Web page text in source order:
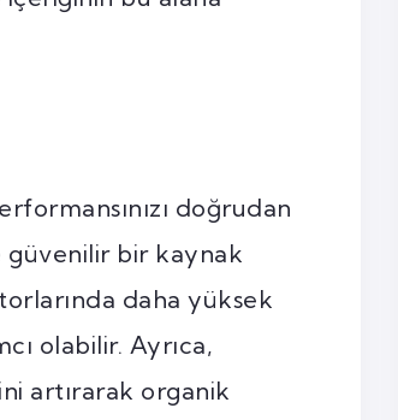
doğrudan
bir kaynak
daha yüksek
olabilir. Ayrıca,
artırarak organik